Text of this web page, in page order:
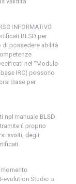
INFORMATIVO
BLSD per
di possedere abilità
nel “Modulo
IRC) possono
Base per
nel manuale BLSD
tramite il proprio
svolti, degli
evolution Studio o